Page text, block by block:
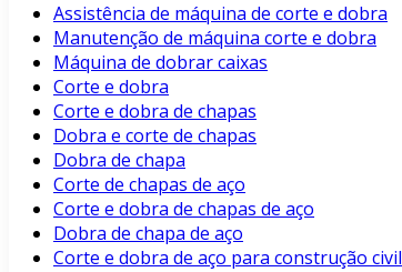
Assistência de máquina de corte e dobra
Manutenção de máquina corte e dobra
Máquina de dobrar caixas
Corte e dobra
Corte e dobra de chapas
Dobra e corte de chapas
Dobra de chapa
Corte de chapas de aço
Corte e dobra de chapas de aço
Dobra de chapa de aço
Corte e dobra de aço para construção civil